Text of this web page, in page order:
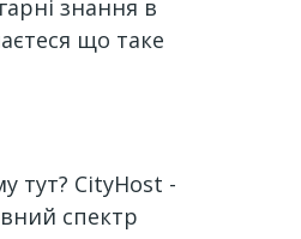
знання в
що таке
тут? CityHost -
спектр